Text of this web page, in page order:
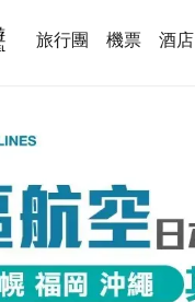
旅行團 機票 酒店